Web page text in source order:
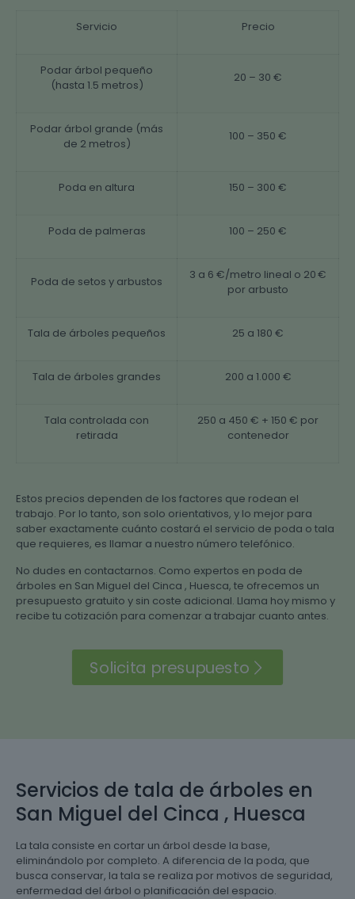
Servicio Precio
Podar árbol pequeño
(hasta 1.5 metros)
20 – 30 €
Podar árbol grande (más
de 2 metros)
100 – 350 €
Poda en altura 150 – 300 €
Poda de palmeras 100 – 250 €
Poda de setos y arbustos
3 a 6 €/metro lineal o 20 €
por arbusto
Tala de árboles pequeños 25 a 180 €
Tala de árboles grandes 200 a 1.000 €
Tala controlada con
retirada
250 a 450 € + 150 € por
contenedor
Estos precios dependen de los factores que rodean el
trabajo. Por lo tanto, son solo orientativos, y lo mejor para
saber exactamente cuánto costará el servicio de poda o tala
que requieres, es llamar a nuestro número telefónico.
No dudes en contactarnos. Como expertos en poda de
árboles en San Miguel del Cinca , Huesca, te ofrecemos un
presupuesto gratuito y sin coste adicional. Llama hoy mismo y
recibe tu cotización para comenzar a trabajar cuanto antes.
Solicita presupuesto
Servicios de tala de árboles en
San Miguel del Cinca , Huesca
La tala consiste en cortar un árbol desde la base,
eliminándolo por completo. A diferencia de la poda, que
busca conservar, la tala se realiza por motivos de seguridad,
enfermedad del árbol o planificación del espacio.